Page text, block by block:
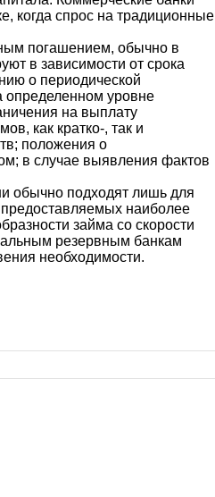
когда спрос на традиционные
погашением, обычно в
в зависимости от срока
о периодической
определенном уровне
на выплату
как кратко-, так и
положения о
в случае выявления фактов
обычно подходят лишь для
предоставляемых наиболее
займа со скорости
резервным банкам
необходимости.